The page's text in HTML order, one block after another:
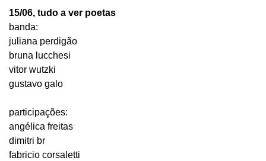
15/06, tudo a ver poetas
banda:
juliana perdigão
bruna lucchesi
vitor wutzki
gustavo galo
participações:
angélica freitas
dimitri br
fabricio corsaletti